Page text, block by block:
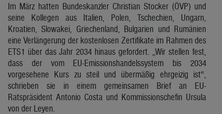
Im März hatten Bundeskanzler Christian Stocker (ÖVP) und
seine Kollegen aus Italien, Polen, Tschechien, Ungarn,
Kroatien, Slowakei, Griechenland, Bulgarien und Rumänien
eine Verlängerung der kostenlosen Zertifikate im Rahmen des
ETS1 über das Jahr 2034 hinaus gefordert. „Wir stellen fest,
dass der vom EU-Emissionshandelssystem bis 2034
vorgesehene Kurs zu steil und übermäßig ehrgeizig ist“,
schrieben sie in einem gemeinsamen Brief an EU-
Ratspräsident Antonio Costa und Kommissionschefin Ursula
von der Leyen.